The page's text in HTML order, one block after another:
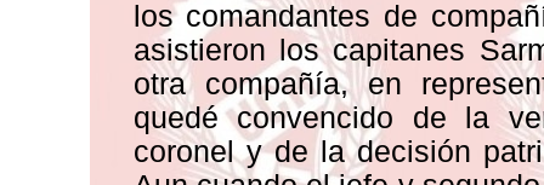
los comandantes de
asistieron los capitanes
otra compañía, en
quedé convencido de la
coronel y de la decisión